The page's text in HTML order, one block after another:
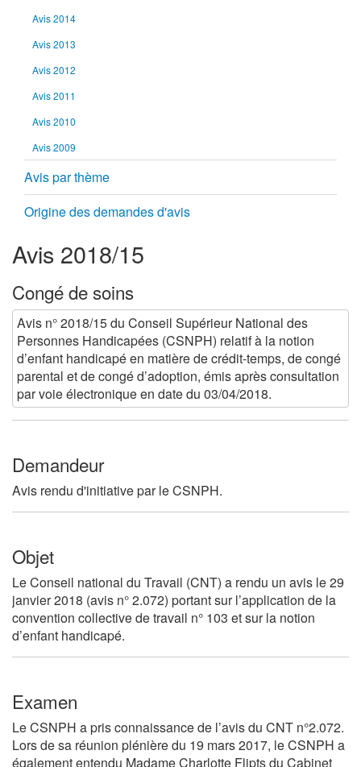
Avis 2014
Avis 2013
Avis 2012
Avis 2011
Avis 2010
Avis 2009
Avis par thème
Origine des demandes d'avis
Avis 2018/15
Congé de soins
Avis n° 2018/15 du Conseil Supérieur National des
Personnes Handicapées (CSNPH) relatif à la notion
d’enfant handicapé en matière de crédit-temps, de congé
parental et de congé d’adoption, émis après consultation
par voie électronique en date du 03/04/2018.
Demandeur
Avis rendu d'initiative par le CSNPH.
Objet
Le Conseil national du Travail (CNT) a rendu un avis le 29
janvier 2018 (avis n° 2.072) portant sur l’application de la
convention collective de travail n° 103 et sur la notion
d’enfant handicapé.
Examen
Le CSNPH a pris connaissance de l’avis du CNT n°2.072.
Lors de sa réunion plénière du 19 mars 2017, le CSNPH a
également entendu Madame Charlotte Flipts du Cabinet